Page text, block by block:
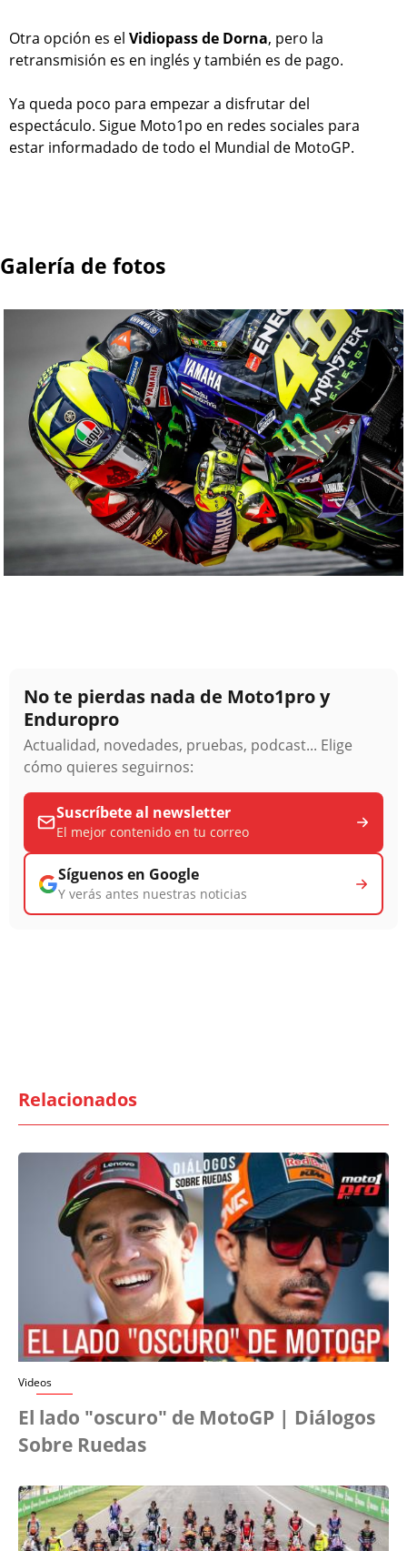
Otra opción es el Vidiopass de Dorna, pero la
retransmisión es en inglés y también es de pago.
Ya queda poco para empezar a disfrutar del
espectáculo. Sigue Moto1po en redes sociales para
estar informadado de todo el Mundial de MotoGP.
Galería de fotos
No te pierdas nada de Moto1pro y
Enduropro
Actualidad, novedades, pruebas, podcast... Elige
cómo quieres seguirnos:
Suscríbete al newsletter
El mejor contenido en tu correo
Síguenos en Google
Y verás antes nuestras noticias
Relacionados
Videos
El lado "oscuro" de MotoGP | Diálogos
Sobre Ruedas